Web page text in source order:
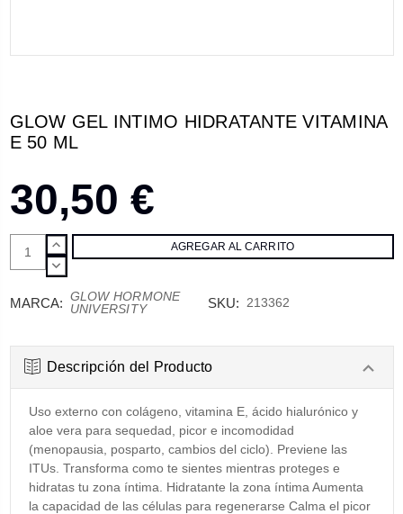
GLOW GEL INTIMO HIDRATANTE VITAMINA
E 50 ML
30,50 €
AUMENTAR
CANTIDAD:
DISMINUIR
MARCA: GLOW HORMONE
UNIVERSITY
SKU: 213362
Descripción del Producto
Uso externo con colágeno, vitamina E, ácido hialurónico y
aloe vera para sequedad, picor e incomodidad
(menopausia, posparto, cambios del ciclo). Previene las
ITUs. Transforma como te sientes mientras proteges e
hidratas tu zona íntima. Hidratante la zona íntima Aumenta
la capacidad de las células para regenerarse Calma el picor